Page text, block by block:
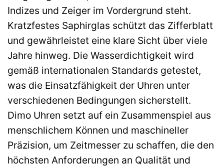
Indizes und Zeiger im Vordergrund steht.
Kratzfestes Saphirglas schützt das Zifferblatt
und gewährleistet eine klare Sicht über viele
Jahre hinweg. Die Wasserdichtigkeit wird
gemäß internationalen Standards getestet,
was die Einsatzfähigkeit der Uhren unter
verschiedenen Bedingungen sicherstellt.
Dimo Uhren setzt auf ein Zusammenspiel aus
menschlichem Können und maschineller
Präzision, um Zeitmesser zu schaffen, die den
höchsten Anforderungen an Qualität und